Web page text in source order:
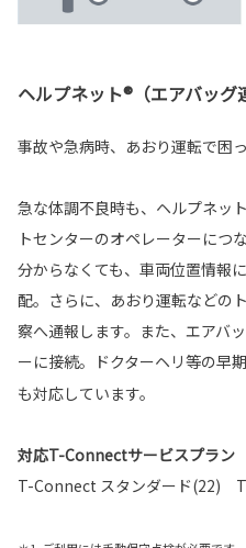
ヘルプネット®（エアバッグ
事故や急病時、あおり運転で困
急な体調不良時も、ヘルプネッ
トセンターのオペレーターにつ
分からなくても、車両位置情報
配。さらに、あおり運転などの
察へ通報します。また、エアバ
ーに接続。ドクターヘリ等の早
も対応しています。
対応T-Connectサービスプラン
T-Connect スタンダード(22)